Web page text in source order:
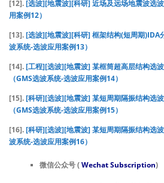
[12].[选波][地震波][科研] 近场及远场地震波选
用案例12）
[13].[选波][地震波][科研] 框架结构(短周期)IDA
波系统-选波应用案例13）
[14].[工程][选波][地震波] 某框筒超高层结构选
（GMS选波系统-选波应用案例14）
[15].[科研][选波][地震波] 某短周期隔振结构选
（GMS选波系统-选波应用案例15）
[16].[科研][选波][地震波] 某短周期隔振结构选
波系统-选波应用案例16）
微信公众号 (Wechat Subscription)